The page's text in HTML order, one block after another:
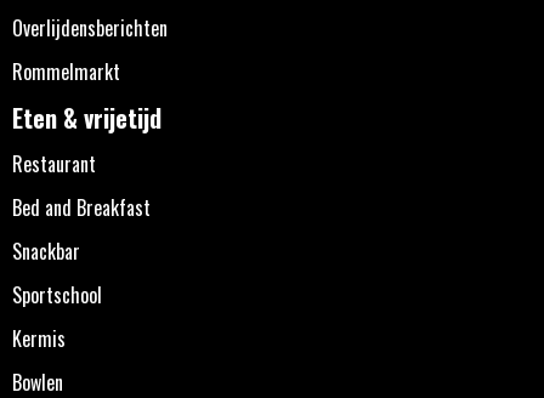
Overlijdensberichten
Rommelmarkt
Eten & vrijetijd
Restaurant
Bed and Breakfast
Snackbar
Sportschool
Kermis
Bowlen